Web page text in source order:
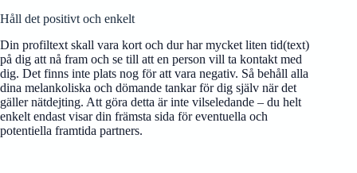
Håll det positivt och enkelt
Din profiltext skall vara kort och dur har mycket liten tid(text)
på dig att nå fram och se till att en person vill ta kontakt med
dig. Det finns inte plats nog för att vara negativ. Så behåll alla
dina melankoliska och dömande tankar för dig själv när det
gäller nätdejting. Att göra detta är inte vilseledande – du helt
enkelt endast visar din främsta sida för eventuella och
potentiella framtida partners.